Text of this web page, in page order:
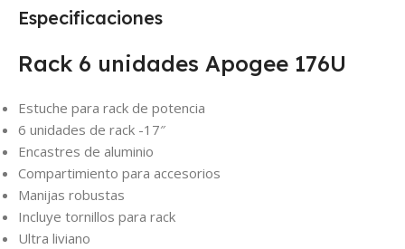
Especificaciones
Rack 6 unidades Apogee 176U
Estuche para rack de potencia
6 unidades de rack -17″
Encastres de aluminio
Compartimiento para accesorios
Manijas robustas
Incluye tornillos para rack
Ultra liviano